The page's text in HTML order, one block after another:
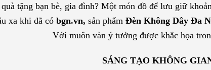
tặng bạn bè, gia đình? Một món đồ để lưu giữ
xa khi đã có bgn.vn, sản phẩm Đèn Không Dây Đa
Với muôn vàn ý tưởng được khắc họa
SÁNG TẠO KHÔNG